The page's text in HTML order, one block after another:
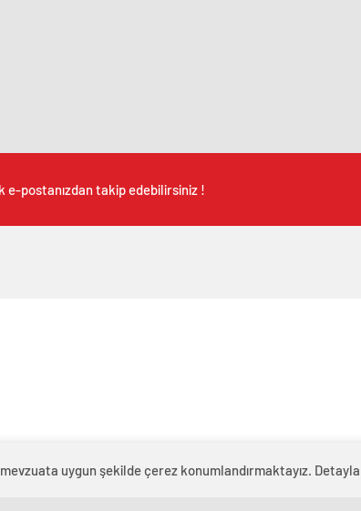
e-postanızdan takip edebilirsiniz !
uygun şekilde çerez konumlandırmaktayız.